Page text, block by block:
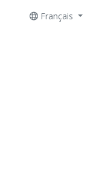
Français